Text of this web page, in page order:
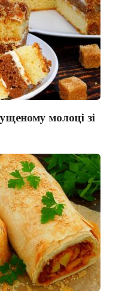
молоці зі